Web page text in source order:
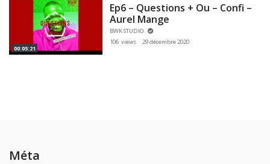
00:05:21
Ep6 – Questions + Ou – Confi –
Aurel Mange
BWK STUDIO
106 views
29 décembre 2020
Méta